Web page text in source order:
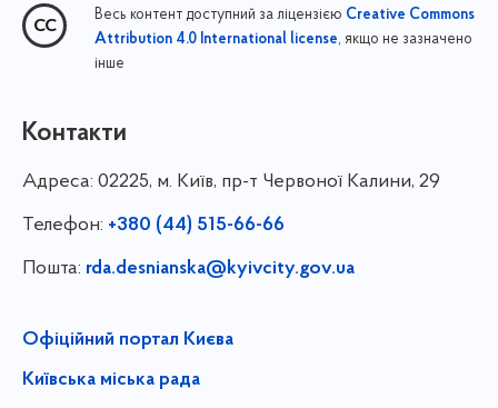
Весь контент доступний за ліцензією Creative Commons
Attribution 4.0 International license, якщо не зазначено
інше
Контакти
Адреса: 02225, м. Київ, пр-т Червоної Калини, 29
Телефон: +380 (44) 515-66-66
Пошта: rda.desnianska@kyivcity.gov.ua
Офіційний портал Києва
Київська міська рада